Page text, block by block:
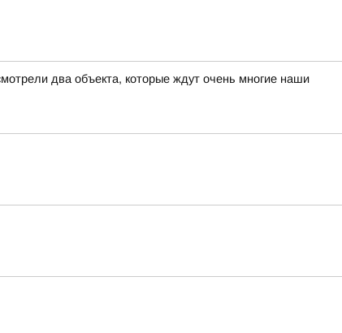
два объекта, которые ждут очень многие наши